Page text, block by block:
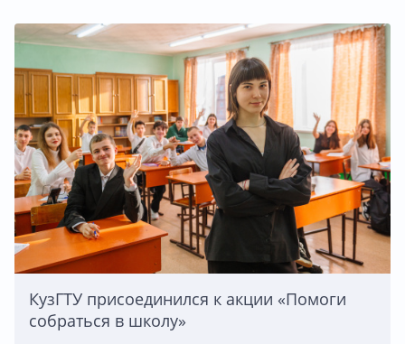
КузГТУ присоединился к акции «Помоги
собраться в школу»